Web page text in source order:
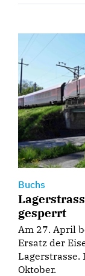
Buchs
gesperrt
Am 27. April
Ersatz der
Lagerstrasse.
Oktober.